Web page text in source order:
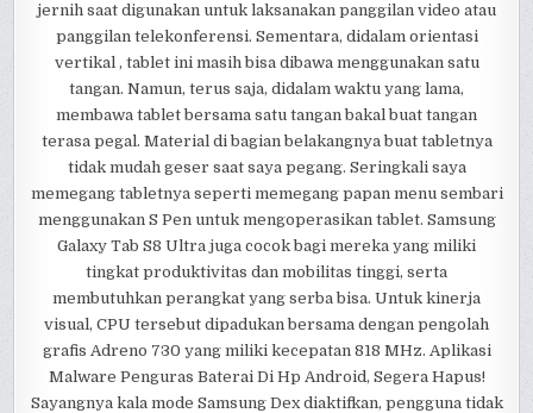
jernih saat digunakan untuk laksanakan panggilan video atau
panggilan telekonferensi. Sementara, didalam orientasi
vertikal , tablet ini masih bisa dibawa menggunakan satu
tangan. Namun, terus saja, didalam waktu yang lama,
membawa tablet bersama satu tangan bakal buat tangan
terasa pegal. Material di bagian belakangnya buat tabletnya
tidak mudah geser saat saya pegang. Seringkali saya
memegang tabletnya seperti memegang papan menu sembari
menggunakan S Pen untuk mengoperasikan tablet. Samsung
Galaxy Tab S8 Ultra juga cocok bagi mereka yang miliki
tingkat produktivitas dan mobilitas tinggi, serta
membutuhkan perangkat yang serba bisa. Untuk kinerja
visual, CPU tersebut dipadukan bersama dengan pengolah
grafis Adreno 730 yang miliki kecepatan 818 MHz. Aplikasi
Malware Penguras Baterai Di Hp Android, Segera Hapus!
Sayangnya kala mode Samsung Dex diaktifkan, pengguna tidak